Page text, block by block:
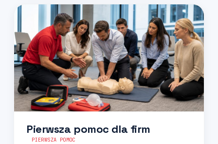
Pierwsza pomoc dla firm
PIERWSZA POMOC